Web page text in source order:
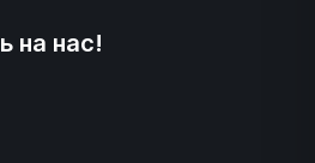
на нас!